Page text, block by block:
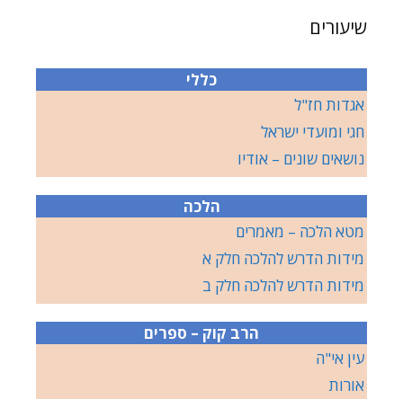
שיעורים
כללי
אגדות חז"ל
חגי ומועדי ישראל
נושאים שונים – אודיו
הלכה
מטא הלכה – מאמרים
מידות הדרש להלכה חלק א
מידות הדרש להלכה חלק ב
הרב קוק – ספרים
עין אי"ה
אורות